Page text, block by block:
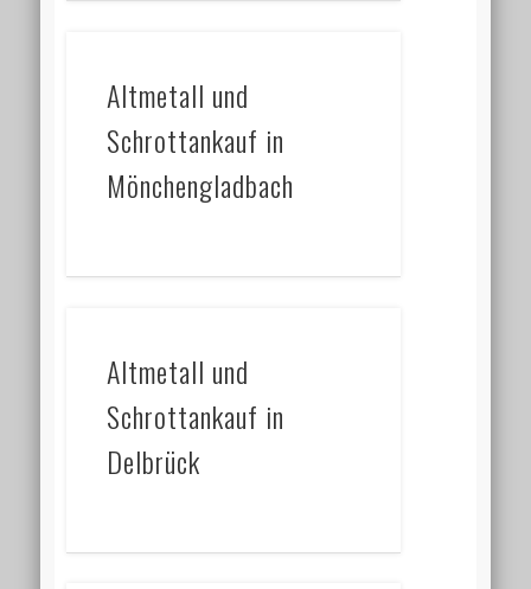
Altmetall und
Schrottankauf in
Mönchengladbach
Altmetall und
Schrottankauf in
Delbrück